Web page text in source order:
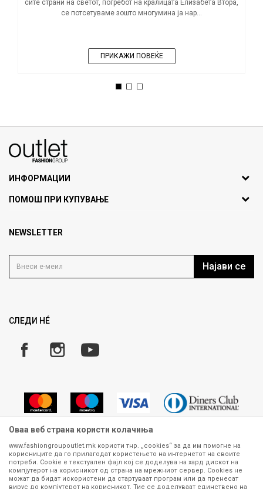
сите страни на светот, погребот на кралицата Елизабета Втора,
се потсетуваме зошто многумина ја нар...
ПРИКАЖИ ПОВЕЌЕ
1 2 3
ИНФОРМАЦИИ
За нас
Продавница
Кариера
ПОМОШ ПРИ КУПУВАЊЕ
Политика на приватност
Услови на користење
Како да купите
Замена и рефундација на производи
Плаќање
NEWSLETTER
Најави се
СЛЕДИ НÉ
Сите информации околу производите кои се изложени на нашата
онлајн продавница се стремиме да бидат конкретни, точни и прецизни,
меѓутоа не можеме да гарантираме дека се без ниту една грешка или
Оваа веб страна користи колачиња
www.fashiongroupoutlet.mk користи тнр. „cookies“ за да им помогне на
корисниците да го прилагодат користењето на интернетот на своите
потреби. Cookie е текстуален фајл кој се доделува на хард дискот на
компјутерот на корисникот од страна на мрежниот сервер. Cookies не
можат да бидат искористени да стартуваат програм или да пренесат
вирус до компјутерот на корисникот. Тие се доделуваат единствено на